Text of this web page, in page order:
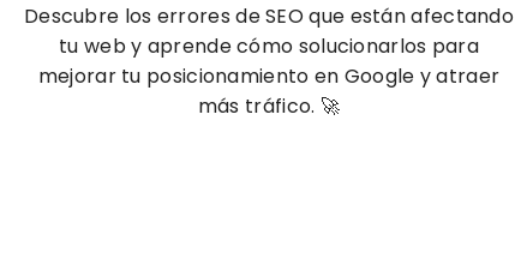
Descubre los errores de SEO que están afectando
tu web y aprende cómo solucionarlos para
mejorar tu posicionamiento en Google y atraer
más tráfico. 🚀